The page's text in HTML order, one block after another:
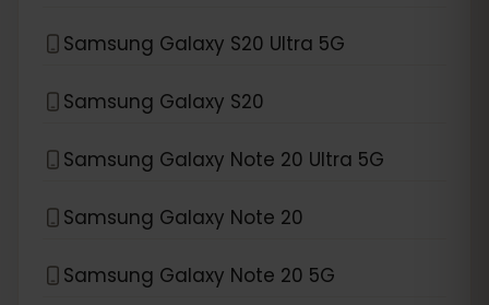
Samsung Galaxy S20 Ultra 5G
Samsung Galaxy S20
Samsung Galaxy Note 20 Ultra 5G
Samsung Galaxy Note 20
Samsung Galaxy Note 20 5G